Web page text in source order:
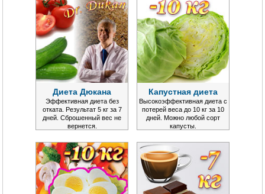
Диета Дюкана
Эффективная диета без
отката. Результат 5 кг за 7
дней. Сброшенный вес не
вернется.
Капустная диета
Высокоэффективная диета с
потерей веса до 10 кг за 10
дней. Можно любой сорт
капусты.